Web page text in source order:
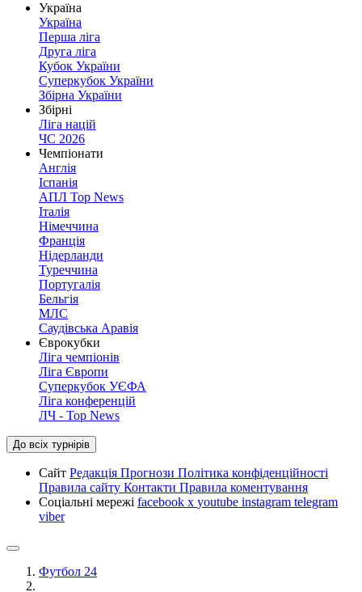
Україна
Україна
Перша ліга
Друга ліга
Кубок України
Суперкубок України
Збірна України
Збірні
Ліга націй
ЧС 2026
Чемпіонати
Англія
Іспанія
АПЛ Top News
Італія
Німеччина
Франція
Нідерланди
Туреччина
Португалія
Бельгія
МЛС
Саудівська Аравія
Єврокубки
Ліга чемпіонів
Ліга Європи
Суперкубок УЄФА
Ліга конференцій
ЛЧ - Top News
До всіх турнірів
Сайт Редакція Прогнози Політика конфіденційності
Правила сайту Контакти Правила коментування
Соціальні мережі facebook x youtube instagram telegram
viber
Футбол 24